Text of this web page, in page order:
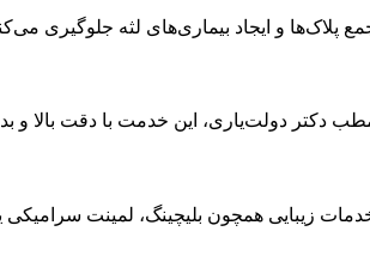
پلاک‌ها و ایجاد بیماری‌های لثه
دولت‌یاری، این خدمت با دقت بالا و
زیبایی همچون بلیچینگ، لمینت سرامیکی